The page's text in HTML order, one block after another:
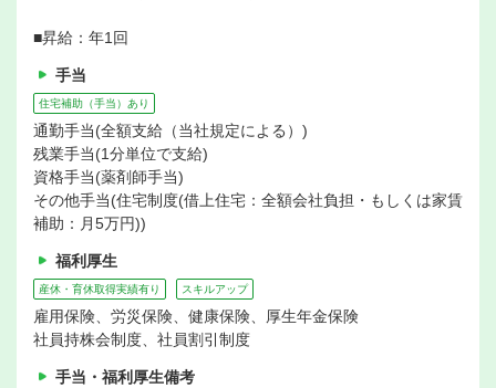
■昇給：年1回
手当
住宅補助（手当）あり
通勤手当(全額支給（当社規定による）)
残業手当(1分単位で支給)
資格手当(薬剤師手当)
その他手当(住宅制度(借上住宅：全額会社負担・もしくは家賃
補助：月5万円))
福利厚生
産休・育休取得実績有り スキルアップ
雇用保険、労災保険、健康保険、厚生年金保険
社員持株会制度、社員割引制度
手当・福利厚生備考